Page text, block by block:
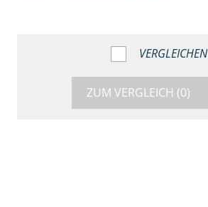
VERGLEICHEN
ZUM VERGLEICH (0)